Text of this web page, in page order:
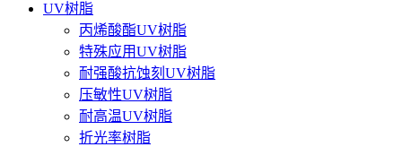
UV树脂
丙烯酸酯UV树脂
特殊应用UV树脂
耐强酸抗蚀刻UV树脂
压敏性UV树脂
耐高温UV树脂
折光率树脂